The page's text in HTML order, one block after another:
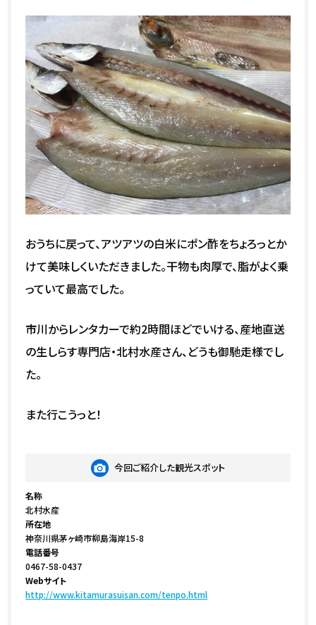
おうちに戻って、アツアツの白米にポン酢をちょろっとか
けて美味しくいただきました。干物も肉厚で、脂がよく乗
っていて最高でした。
市川からレンタカーで約2時間ほどでいける、産地直送
の生しらす専門店・北村水産さん、どうも御馳走様でし
た。
また行こうっと！
今回ご紹介した観光スポット
名称
北村水産
所在地
神奈川県茅ヶ崎市柳島海岸15-8
電話番号
0467-58-0437
Webサイト
http://www.kitamurasuisan.com/tenpo.html